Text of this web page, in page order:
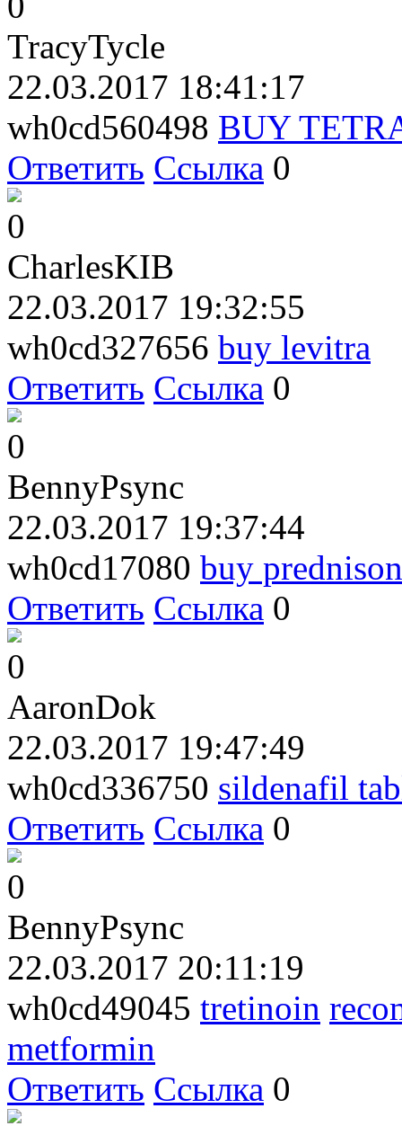
TracyTycle
22.03.2017 18:41:17
wh0cd560498 BUY
Ответить Ссылка 0
0
CharlesKIB
22.03.2017 19:32:55
wh0cd327656 buy levitra
Ответить Ссылка 0
0
BennyPsync
22.03.2017 19:37:44
wh0cd17080 buy
Ответить Ссылка 0
0
AaronDok
22.03.2017 19:47:49
wh0cd336750 sildenafil
Ответить Ссылка 0
0
BennyPsync
22.03.2017 20:11:19
wh0cd49045 tretinoin
metformin
Ответить Ссылка 0